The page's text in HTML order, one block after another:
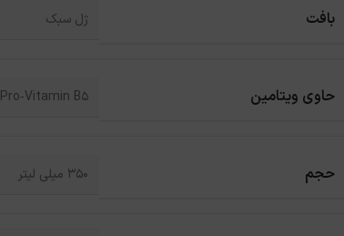
بافت ژل سبک
حاوی ویتامین Pro‑Vitamin B5
حجم 350 میلی لیتر